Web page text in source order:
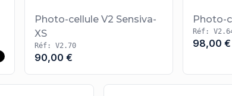
Photo-cellule V2 Sensiva-
XS
Réf: V2.70
90,00 €
Photo-
Réf:
98,00 €